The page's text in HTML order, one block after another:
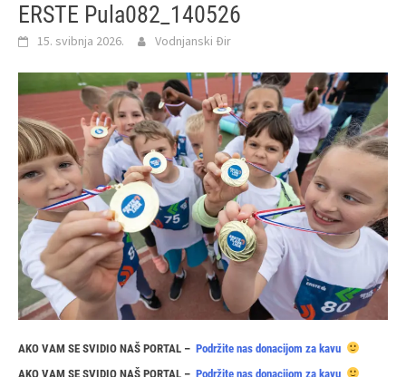
ERSTE Pula082_140526
15. svibnja 2026. Vodnjanski Đir
AKO VAM SE SVIDIO NAŠ PORTAL – Podržite nas donacijom za kavu
AKO VAM SE SVIDIO NAŠ PORTAL – Podržite nas donacijom za kavu